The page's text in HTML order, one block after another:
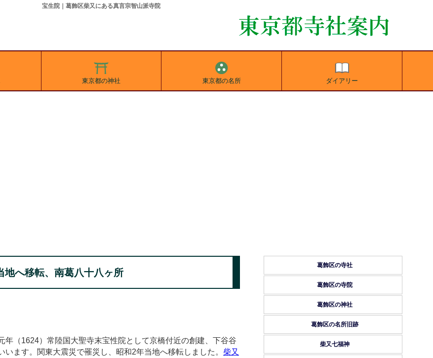
宝生院｜葛飾区柴又にある真言宗智山派寺院
東京都の神社 東京都の名所 ダイアリー
地へ移転、南葛八十八ヶ所
年（1624）常陸国大聖寺末宝性院として京橋付近の創建、下谷谷
ます。関東大震災で罹災し、昭和2年当地へ移転しました。 柴又
葛飾区の寺社
葛飾区の寺院
葛飾区の神社
葛飾区の名所旧跡
柴又七福神